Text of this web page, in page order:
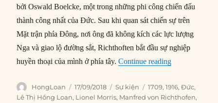
bởi Oswald Boelcke, một trong những phi công chiến đấu
thành công nhất của Đức. Sau khi quan sát chiến sự trên
Mặt trận phía Đông, nơi ông đã không kích các lực lượng
Nga và giao lộ đường sắt, Richthoften bắt đầu sự nghiệp
huyền thoại của mình ở phía tây.Continue reading“17/09/1916:
Author
HongLoan
Posted
on
17/09/2018 Categories
Sự kiện Tags
1709,1916,Đức,
Lê Thị Hồng Loan, Lionel Morris, Manfred von Richthofen,